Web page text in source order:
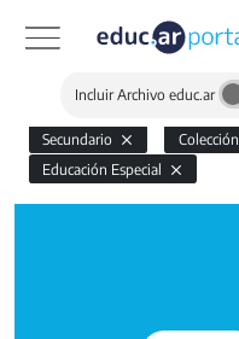
Incluir Archivo educ.ar
Secundario Colección
Educación Especial